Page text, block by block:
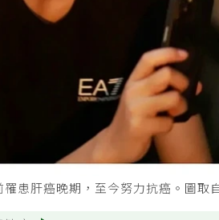
罹患肝癌晚期，至今努力抗癌。圖取